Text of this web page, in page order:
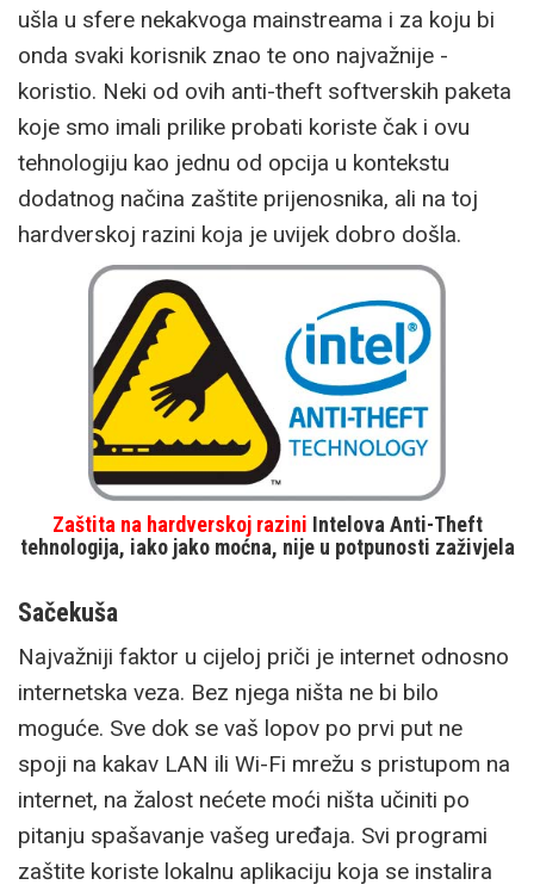
ušla u sfere nekakvoga mainstreama i za koju bi
onda svaki korisnik znao te ono najvažnije -
koristio. Neki od ovih anti-theft softverskih paketa
koje smo imali prilike probati koriste čak i ovu
tehnologiju kao jednu od opcija u kontekstu
dodatnog načina zaštite prijenosnika, ali na toj
hardverskoj razini koja je uvijek dobro došla.
Zaštita na hardverskoj razini Intelova Anti-Theft
tehnologija, iako jako moćna, nije u potpunosti zaživjela
Sačekuša
Najvažniji faktor u cijeloj priči je internet odnosno
internetska veza. Bez njega ništa ne bi bilo
moguće. Sve dok se vaš lopov po prvi put ne
spoji na kakav LAN ili Wi-Fi mrežu s pristupom na
internet, na žalost nećete moći ništa učiniti po
pitanju spašavanje vašeg uređaja. Svi programi
zaštite koriste lokalnu aplikaciju koja se instalira